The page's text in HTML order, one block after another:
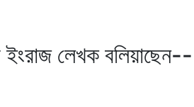
লেখক বলিয়াছেন--